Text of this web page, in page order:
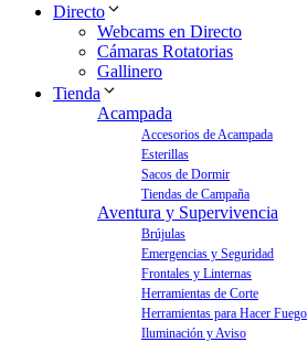
Directo
Webcams en Directo
Cámaras Rotatorias
Gallinero
Tienda
Acampada
Accesorios de Acampada
Esterillas
Sacos de Dormir
Tiendas de Campaña
Aventura y Supervivencia
Brújulas
Emergencias y Seguridad
Frontales y Linternas
Herramientas de Corte
Herramientas para Hacer Fuego
Iluminación y Aviso